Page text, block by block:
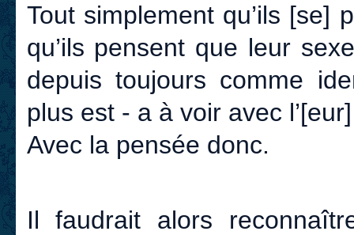
Tout simplement qu’ils [se]
qu’ils pensent que leur
depuis toujours comme
plus est - a à voir avec
Avec la pensée donc.
Il faudrait alors